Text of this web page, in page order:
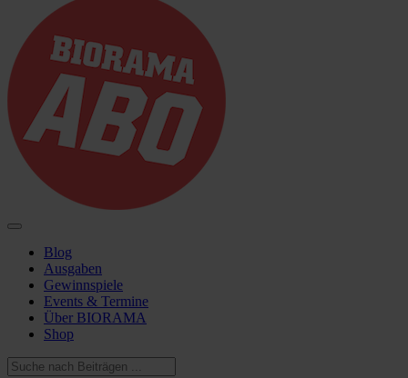
Blog
Ausgaben
Gewinnspiele
Events & Termine
Über BIORAMA
Shop